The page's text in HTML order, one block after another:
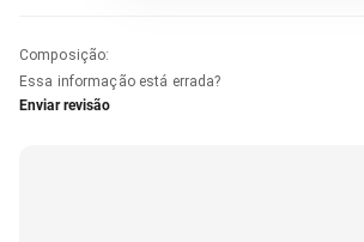
Composição:
Essa informação está errada?
Enviar revisão